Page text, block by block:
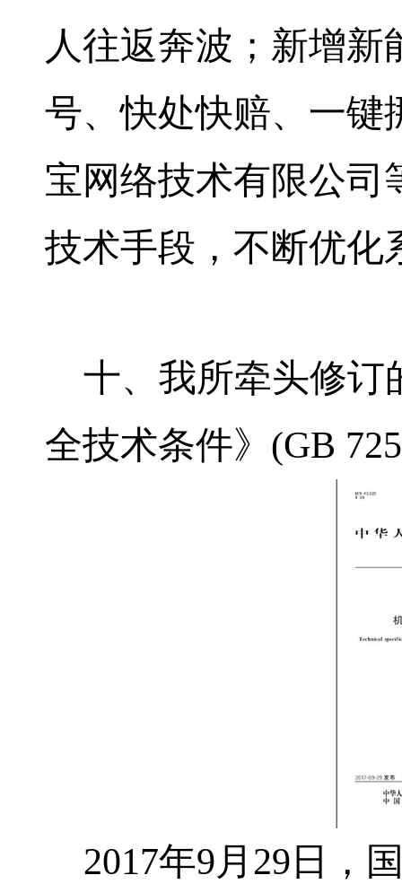
人往返奔波；新增
号、快处快赔、一键
宝网络技术有限公司
技术手段，不断优化
十、我所牵头修订
全技术条件》 (GB
2017年9月 29 日，